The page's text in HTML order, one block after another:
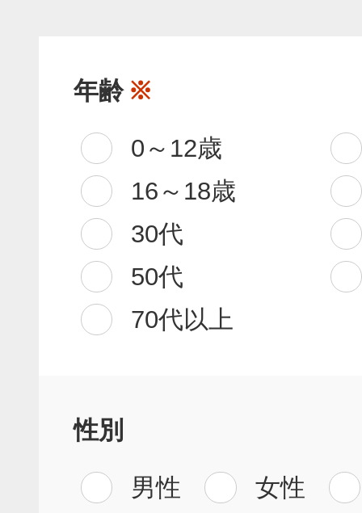
年齢 ※
0～12歳
16～18歳
30代
50代
70代以上
性別
男性 女性